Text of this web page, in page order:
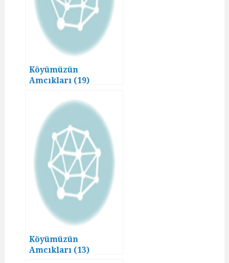
Köyümüzün
Amcıkları (19)
Köyümüzün
Amcıkları (13)